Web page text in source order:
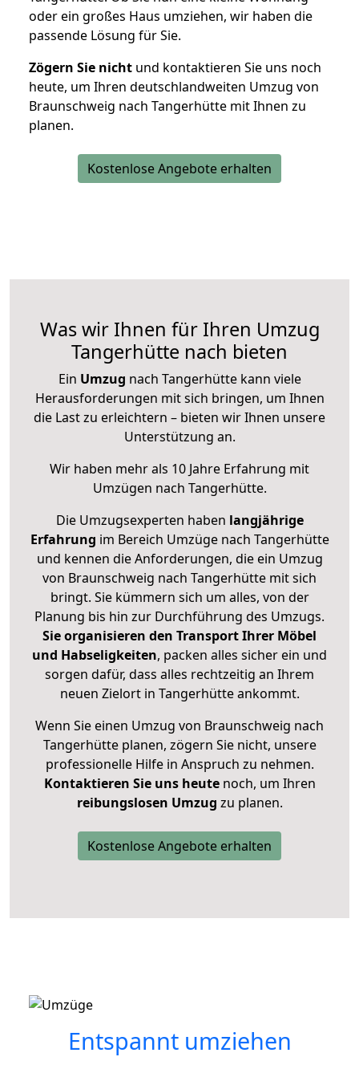
oder ein großes Haus umziehen, wir haben die
passende Lösung für Sie.
Zögern Sie nicht und kontaktieren Sie uns noch
heute, um Ihren deutschlandweiten Umzug von
Braunschweig nach Tangerhütte mit Ihnen zu
planen.
Kostenlose Angebote erhalten
Was wir Ihnen für Ihren Umzug
Tangerhütte nach bieten
Ein Umzug nach Tangerhütte kann viele
Herausforderungen mit sich bringen, um Ihnen
die Last zu erleichtern – bieten wir Ihnen unsere
Unterstützung an.
Wir haben mehr als 10 Jahre Erfahrung mit
Umzügen nach Tangerhütte.
Die Umzugsexperten haben langjährige
Erfahrung im Bereich Umzüge nach Tangerhütte
und kennen die Anforderungen, die ein Umzug
von Braunschweig nach Tangerhütte mit sich
bringt. Sie kümmern sich um alles, von der
Planung bis hin zur Durchführung des Umzugs.
Sie organisieren den Transport Ihrer Möbel
und Habseligkeiten, packen alles sicher ein und
sorgen dafür, dass alles rechtzeitig an Ihrem
neuen Zielort in Tangerhütte ankommt.
Wenn Sie einen Umzug von Braunschweig nach
Tangerhütte planen, zögern Sie nicht, unsere
professionelle Hilfe in Anspruch zu nehmen.
Kontaktieren Sie uns heutenoch, um Ihren
reibungslosen Umzug zu planen.
Kostenlose Angebote erhalten
Entspannt umziehen